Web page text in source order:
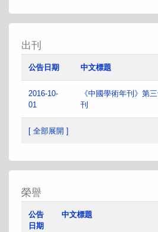
出刊
公告日期 中文標題
2016-10-
01
《中國學術年刊》第
刊
[ 全部展開 ]
榮譽
公告
日期
中文標題